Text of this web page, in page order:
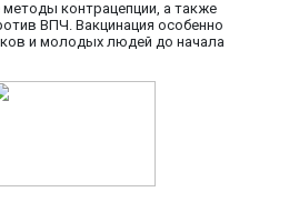
контрацепции, а также
ВПЧ. Вакцинация особенно
и молодых людей до начала